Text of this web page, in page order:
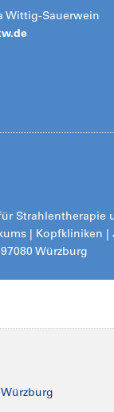
Wittig-Sauerwein
Strahlentherapie
| Kopfkliniken |
Würzburg